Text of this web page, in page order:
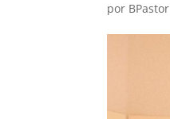
por BPastor